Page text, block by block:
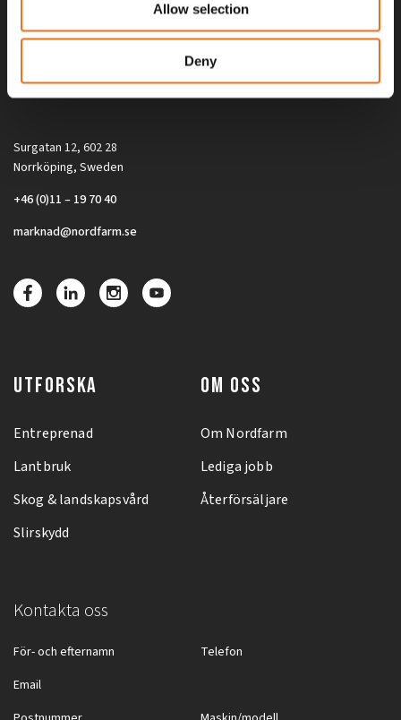
Allow selection
Deny
Alla priser på tillbehör och tillval gäller vid köp av ny maskin. Priserna
gäller inte vid köp av enskild produkt, till exempel
Surgatan 12, 602 28
Norrköping, Sweden
+46 (0)11 – 19 70 40
marknad@nordfarm.se
UTFORSKA
Entreprenad
Lantbruk
Skog & landskapsvård
Slirskydd
OM OSS
Om Nordfarm
Lediga jobb
Återförsäljare
Kontakta oss